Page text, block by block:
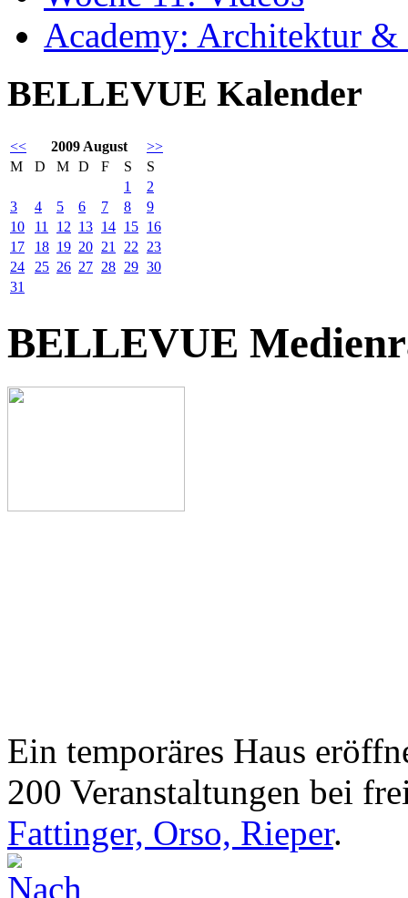
Academy: Architektur
BELLEVUE Kalender
<< 2009 August
>>
M
D M D F S
S
1
2
3
4 5 6 7 8
9
10
11 12 13 14 15 16
17
18 19 20 21 22
23
24
25 26 27 28 29 30
31
BELLEVUE
Ein temporäres Haus
200 Veranstaltungen bei
Fattinger, Orso, Rieper.